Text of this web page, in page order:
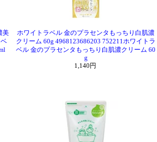
美
ホワイトラベル 金のプラセンタもっちり白肌濃
クリーム 60g 4968123686203 752211ホワイトラ
ベル 金のプラセンタもっちり白肌濃クリーム 60
g
1,140円